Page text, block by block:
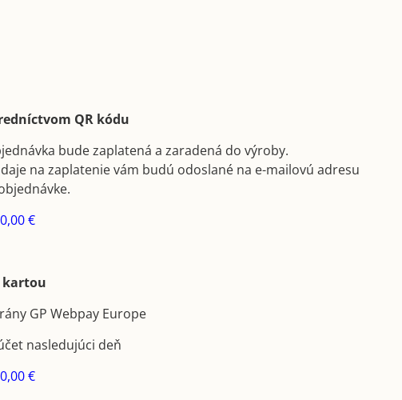
QR kódu
bude zaplatená a zaradená do výroby.
na zaplatenie vám budú odoslané na e-mailovú adresu
€
kartou
GP Webpay Europe
nasledujúci deň
€